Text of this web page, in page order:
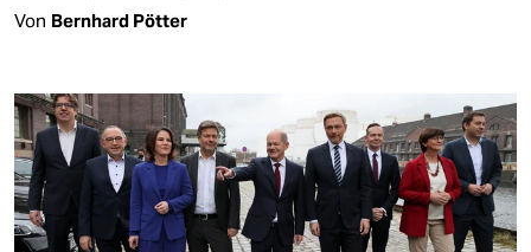
Von Bernhard Pötter